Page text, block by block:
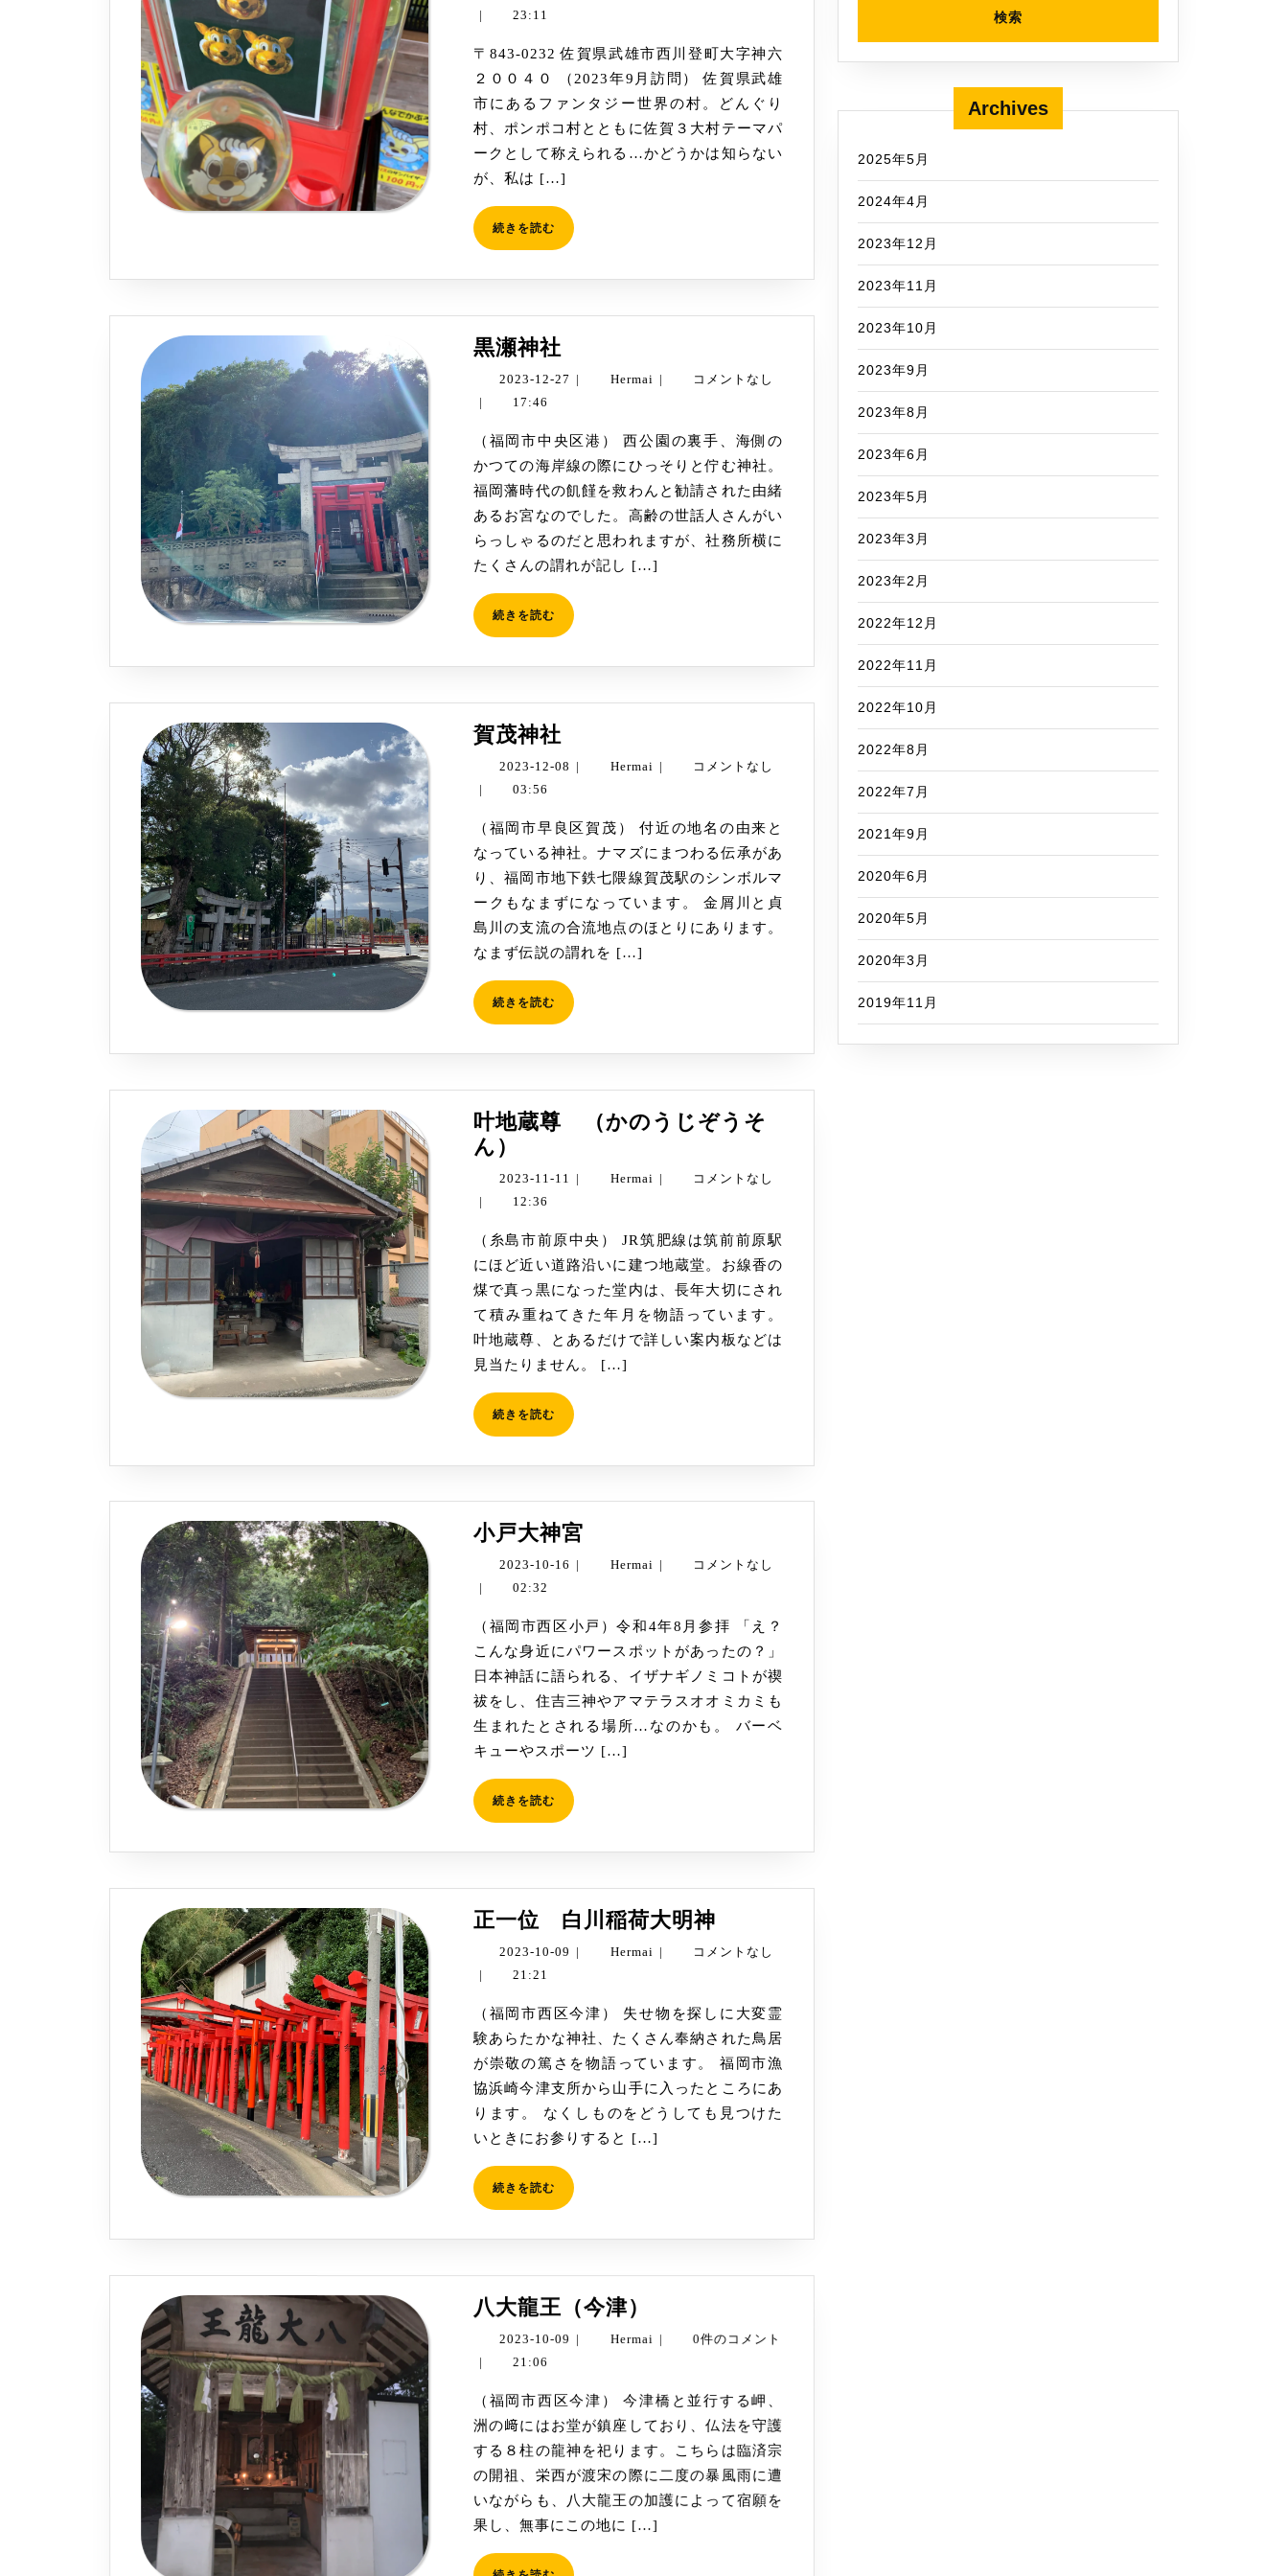
リ
の
遊
園
地
メ
ル
ヘ
ン
村
|
23:11
〒843-0232 佐賀県武雄市西川登町大字神六
２００４０ （2023年9月訪問） 佐賀県武雄
市にあるファンタジー世界の村。どんぐり
村、ポンポコ村とともに佐賀３大村テーマパ
ークとして称えられる…かどうかは知らない
が、私は […]
続きを読む
き
読
黒瀬神社
瀬
2023-12-27 2023-
| Hermai Hermai
|
コメントなし
|
17:46
（福岡市中央区港） 西公園の裏手、海側の
かつての海岸線の際にひっそりと佇む神社。
福岡藩時代の飢饉を救わんと勧請された由緒
あるお宮なのでした。高齢の世話人さんがい
らっしゃるのだと思われますが、社務所横に
たくさんの謂れが記し […]
続きを読む
き
読
賀茂神社
茂
2023-12-08 2023-
| Hermai Hermai
|
コメントなし
|
03:56
（福岡市早良区賀茂） 付近の地名の由来と
なっている神社。ナマズにまつわる伝承があ
り、福岡市地下鉄七隈線賀茂駅のシンボルマ
ークもなまずになっています。 金屑川と貞
島川の支流の合流地点のほとりにあります。
なまず伝説の謂れを […]
続きを読む
き
読
叶地蔵尊 （かのうじぞうそ
ん）
地
蔵
（か
の
う
じ
ぞ
う
そ
ん）
2023-11-11
2023-
| Hermai Hermai
|
コメントなし
|
12:36
（糸島市前原中央） JR筑肥線は筑前前原駅
にほど近い道路沿いに建つ地蔵堂。お線香の
煤で真っ黒になった堂内は、長年大切にされ
て積み重ねてきた年月を物語っています。
叶地蔵尊、とあるだけで詳しい案内板などは
見当たりません。 […]
続きを読む
き
読
小戸大神宮
宮
2023-10-16 2023-
| Hermai Hermai
|
コメントなし
|
02:32
（福岡市西区小戸）令和4年8月参拝 「え？
こんな身近にパワースポットがあったの？」
日本神話に語られる、イザナギノミコトが禊
祓をし、住吉三神やアマテラスオオミカミも
生まれたとされる場所…なのかも。 バーベ
キューやスポーツ […]
続きを読む
き
読
正一位 白川稲荷大明神
一
川
稲
荷
大
明
2023-10-09 2023-
| Hermai Hermai
|
コメントなし
|
21:21
（福岡市西区今津） 失せ物を探しに大変霊
験あらたかな神社、たくさん奉納された鳥居
が崇敬の篤さを物語っています。 福岡市漁
協浜崎今津支所から山手に入ったところにあ
ります。 なくしものをどうしても見つけた
いときにお参りすると […]
続きを読む
き
読
八大龍王（今津）
大
（今
津）
2023-10-09 2023-
| Hermai Hermai
|
0件のコメント
|
21:06
（福岡市西区今津） 今津橋と並行する岬、
洲の﨑にはお堂が鎮座しており、仏法を守護
する８柱の龍神を祀ります。こちらは臨済宗
の開祖、栄西が渡宋の際に二度の暴風雨に遭
いながらも、八大龍王の加護によって宿願を
果し、無事にこの地に […]
Archives
2025年5月
2024年4月
2023年12月
2023年11月
2023年10月
2023年9月
2023年8月
2023年6月
2023年5月
2023年3月
2023年2月
2022年12月
2022年11月
2022年10月
2022年8月
2022年7月
2021年9月
2020年6月
2020年5月
2020年3月
2019年11月